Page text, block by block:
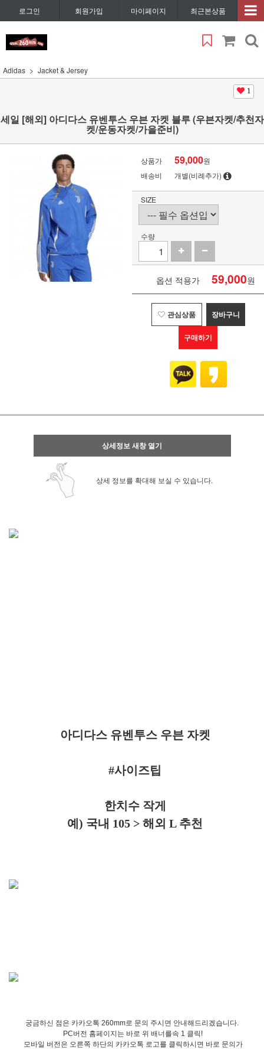
로그인 회원가입 마이페이지 최근본상품
Adidas Jacket & Jersey
1
세일 [해외] 아디다스 유벤투스 우븐 자켓 블루 (우븐자켓/추천자
켓/운동자켓/가을준비)
상품가 59,000원
배송비
개별(비례추가)
SIZE
수량
옵션 적용가 59,000원
관심상품 장바구니
구매하기
상세정보 새창 열기
상세 정보를 확대해 보실 수 있습니다.
아디다스 유벤투스 우븐 자켓
#사이즈팁
한치수 작게
예) 국내 105 > 해외 L 추천
궁금하신 점은 카카오톡 260mm로 문의 주시면 안내해드리겠습니다.
PC버전 홈페이지는 바로 위 배너를속 1 클릭!
모바일 버전은 오른쪽 하단의 카카오톡 로고를 클릭하시면 바로 문의가